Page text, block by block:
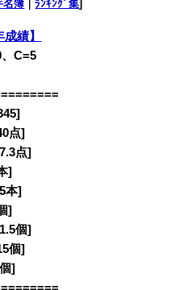
名簿 ｜ﾗﾝｷﾝｸﾞ集]
績】
、C=5
点]
点]
]
本]
]
個]
個]
]